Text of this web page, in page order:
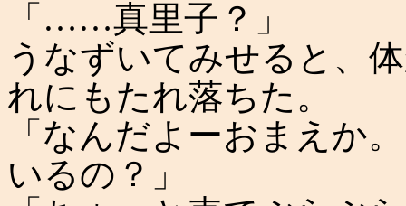
「……真里子？」
うなずいてみせると、
れにもたれ落ちた。
「なんだよーおまえか
いるの？」